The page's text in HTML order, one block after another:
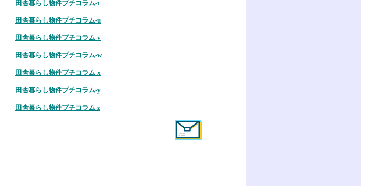
田舎暮らし物件プチコラム-t
田舎暮らし物件プチコラム-u
田舎暮らし物件プチコラム-v
田舎暮らし物件プチコラム-w
田舎暮らし物件プチコラム-x
田舎暮らし物件プチコラム-y
田舎暮らし物件プチコラム-z